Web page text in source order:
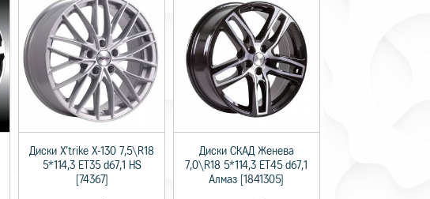
Диски X'trike X-130 7,5\R18
5*114,3 ET35 d67,1 HS
[74367]
Диски СКАД Женева
7,0\R18 5*114,3 ET45 d67,1
Алмаз [1841305]